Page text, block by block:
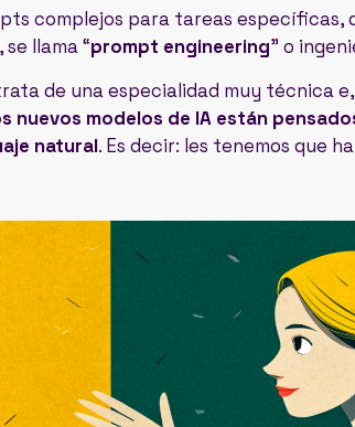
complejos para tareas específicas,
llama “prompt engineering” o
de una especialidad muy técnica
nuevos modelos de IA están
natural. Es decir: les tenemos que